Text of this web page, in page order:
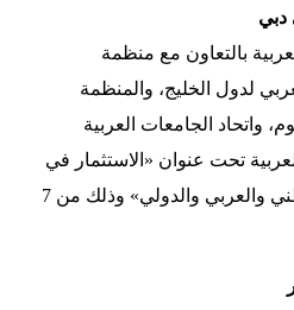
بالتعاون مع منظمة
لدول الخليج، والمنظمة
واتحاد الجامعات العربية
تحت عنوان «الاستثمار في
اللغة العربية ومستقبلها الوطني والعربي والدولي» وذلك من 7